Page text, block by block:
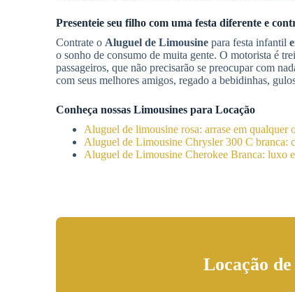
Presenteie seu filho com uma festa diferente e
Contrate o Aluguel de Limousine para festa infantil
o sonho de consumo de muita gente. O motorista é
passageiros, que não precisarão se preocupar com
com seus melhores amigos, regado a bebidinhas,
Conheça nossas Limousines para Locação
Aluguel de limousine rosa: arrase em qualquer
Aluguel de Limousine Chrysler 300 C branca:
Aluguel de Limousine Cherokee Branca: luxo
Locação